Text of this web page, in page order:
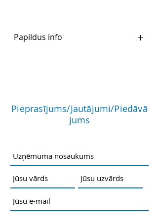
Papildus info
Pieprasījums/Jautājumi/Piedāvā
jums